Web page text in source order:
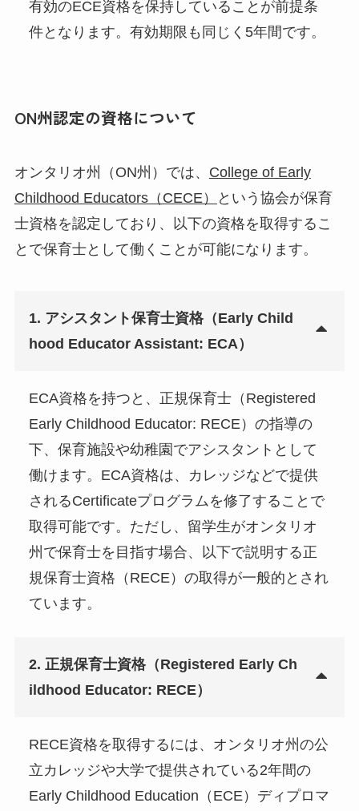
有効のECE資格を保持していることが前提条
件となります。有効期限も同じく5年間です。
ON州認定の資格について
オンタリオ州（ON州）では、 College of Early
Childhood Educators（CECE）
という協会が保育
士資格を認定しており、以下の資格を取得するこ
とで保育士として働くことが可能になります。
1. アシスタント保育士資格（Early Child
hood Educator Assistant: ECA）
ECA資格を持つと、正規保育士（Registered
Early Childhood Educator: RECE）の指導の
下、保育施設や幼稚園でアシスタントとして
働けます。ECA資格は、カレッジなどで提供
されるCertificateプログラムを修了することで
取得可能です。ただし、留学生がオンタリオ
州で保育士を目指す場合、以下で説明する正
規保育士資格（RECE）の取得が一般的とされ
ています。
2. 正規保育士資格（Registered Early Ch
ildhood Educator: RECE）
RECE資格を取得するには、オンタリオ州の公
立カレッジや大学で提供されている2年間の
Early Childhood Education（ECE）ディプロマ